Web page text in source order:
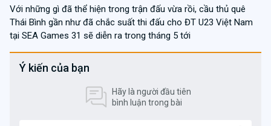
Với những gì đã thể hiện trong trận đấu vừa rồi, cầu thủ quê
Thái Bình gần như đã chắc suất thi đấu cho ĐT U23 Việt Nam
tại SEA Games 31 sẽ diễn ra trong tháng 5 tới
Ý kiến của bạn
Hãy là người đầu tiên
bình luận trong bài